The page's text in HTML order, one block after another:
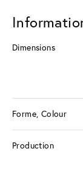
Dimensions
Forme, Colour
Production